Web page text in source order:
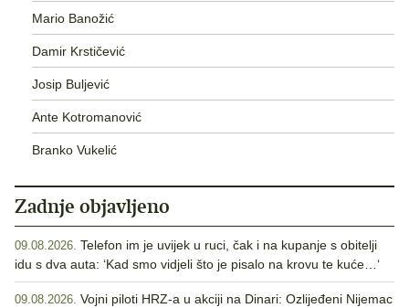
Mario Banožić
Damir Krstičević
Josip Buljević
Ante Kotromanović
Branko Vukelić
Zadnje objavljeno
09.08.2026. Telefon im je uvijek u ruci, čak i na kupanje s obitelji
idu s dva auta: ‘Kad smo vidjeli što je pisalo na krovu te kuće…‘
09.08.2026. Vojni piloti HRZ-a u akciji na Dinari: Ozlijeđeni Nijemac